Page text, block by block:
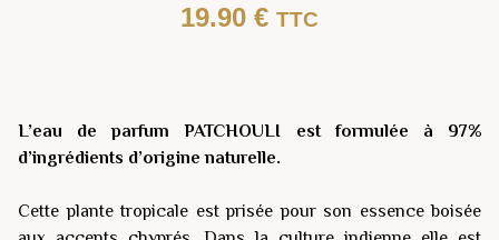
19.90 € TTC
L’eau de parfum PATCHOULI est formulée à 97%
d’ingrédients d’origine naturelle.
Cette plante tropicale est prisée pour son essence boisée